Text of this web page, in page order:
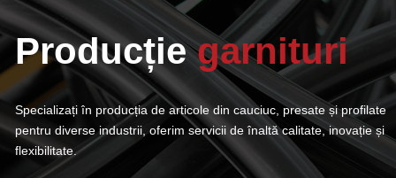
Producție garnituri
Specializați în producția de articole din cauciuc, presate și profilate
pentru diverse industrii, oferim servicii de înaltă calitate, inovație și
flexibilitate.